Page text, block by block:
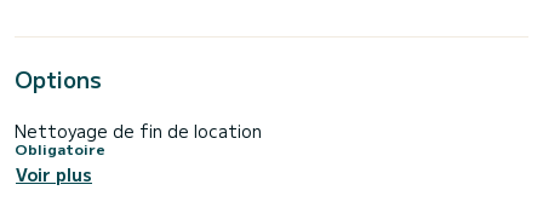
Options
Nettoyage de fin de location
Obligatoire
Voir plus